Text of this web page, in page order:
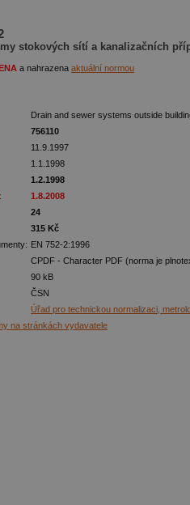
stokových sítí a kanalizačních
a nahrazena aktuální normou
Drain and sewer systems outside
756110
11.9.1997
1.1.1998
1.2.1998
1.8.2008
24
315 Kč
EN 752-2:1996
CPDF - Character PDF (norma je
90 kB
ČSN
Úřad pro technickou normalizaci,
na stránkách vydavatele